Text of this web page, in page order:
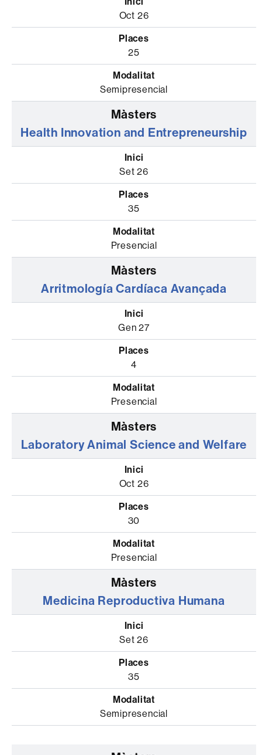
Oct 26
25
Semipresencial
Health Innovation and Entrepreneurship
Set 26
35
Presencial
Arritmología Cardíaca Avançada
Gen 27
4
Presencial
Laboratory Animal Science and Welfare
Oct 26
30
Presencial
Medicina Reproductiva Humana
Set 26
35
Semipresencial